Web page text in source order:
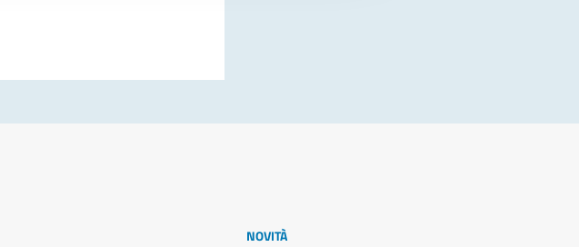
NOVITÀ